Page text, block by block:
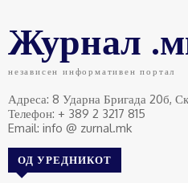
Журнал
независен информативен портал
Адреса: 8 Ударна Бригада 20б,
Телефон: + 389 2 3217 815
Email: info @ zurnal.mk
ОД УРЕДНИКОТ